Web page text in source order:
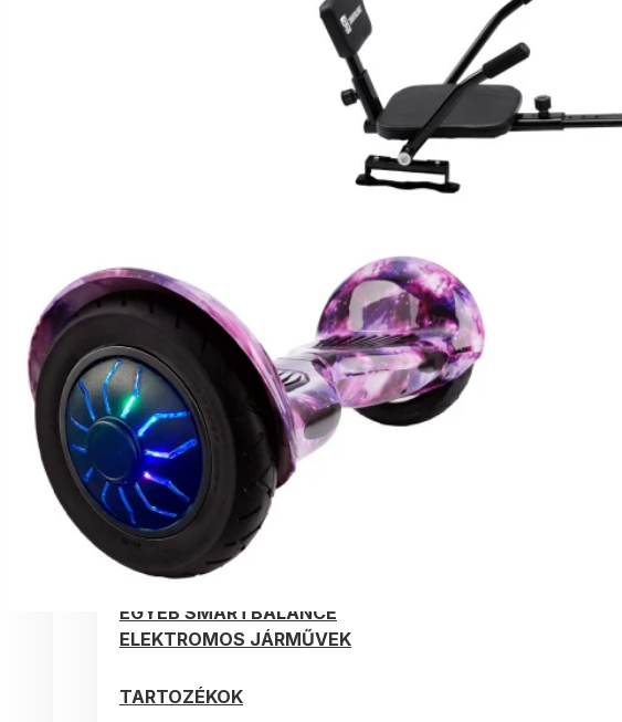
ELEKTROMOS JÁRMŰVEK
ELEKTROMOS ROBOGÓK
Moped/Elektromos Harley
Horwin Robogók
Gowow Motorkerékpárok
Sur-Ron Motorkerékpárok
ELEKTROMOS ROLLEREK
ELEKTROMOS KERÉKPÁROK
EGYÉB SMARTBALANCE
ELEKTROMOS JÁRMŰVEK
TARTOZÉKOK